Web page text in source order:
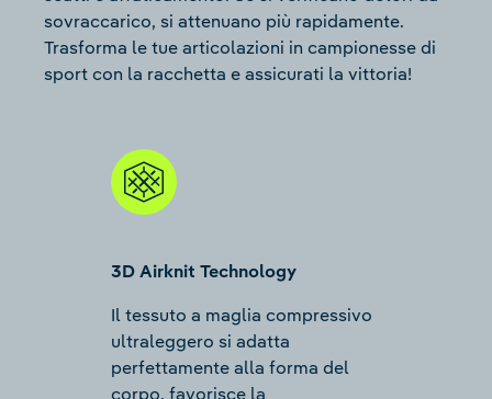
sovraccarico, si attenuano più rapidamente.
Trasforma le tue articolazioni in campionesse di
sport con la racchetta e assicurati la vittoria!
3D Airknit Technology
Il tessuto a maglia compressivo
ultraleggero si adatta
perfettamente alla forma del
corpo, favorisce la